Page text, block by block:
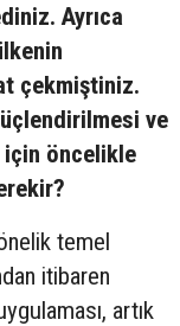
Ayrıca
çekmiştiniz.
ve
öncelikle
temel
itibaren
artık